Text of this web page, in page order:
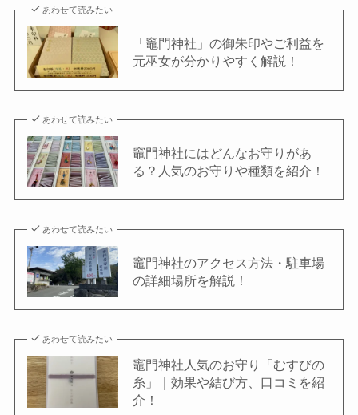
あわせて読みたい
「竈⾨神社」の御朱印やご利益を
元巫女が分かりやすく解説！
あわせて読みたい
竈⾨神社にはどんなお守りがあ
る？⼈気のお守りや種類を紹介！
あわせて読みたい
竈⾨神社のアクセス⽅法・駐⾞場
の詳細場所を解説！
あわせて読みたい
竈⾨神社人気のお守り「むすびの
糸」｜効果や結び方、口コミを紹
介！